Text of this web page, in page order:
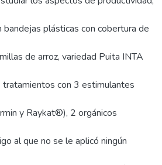
plásticas con cobertura de
de arroz, variedad Puita INTA
con 3 estimulantes
y Raykat®), 2 orgánicos
al que no se le aplicó ningún